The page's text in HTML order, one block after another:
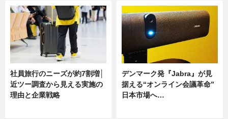
社員旅行のニーズが約7割増│
近ツー調査から見える実施の
理由と企業戦略
デンマーク発『Jabra』が見
据える“オンライン会議革命”
日本市場へ…